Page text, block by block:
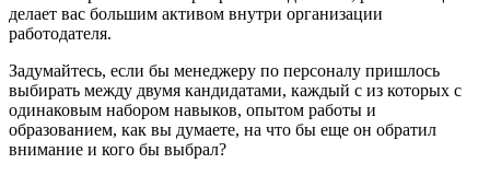
делает вас большим активом внутри организации
работодателя.
Задумайтесь, если бы менеджеру по персоналу пришлось
выбирать между двумя кандидатами, каждый с из которых с
одинаковым набором навыков, опытом работы и
образованием, как вы думаете, на что бы еще он обратил
внимание и кого бы выбрал?